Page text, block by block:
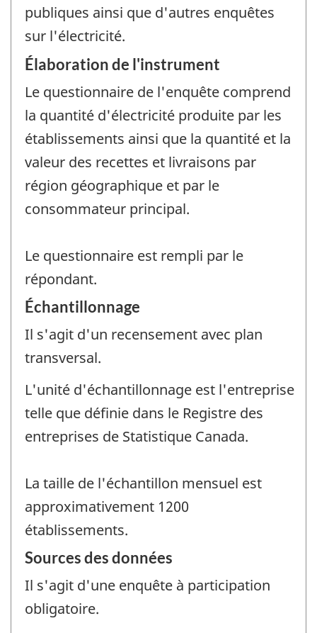
publiques ainsi que d'autres enquêtes
sur l'électricité.
Élaboration de l'instrument
Le questionnaire de l'enquête comprend
la quantité d'électricité produite par les
établissements ainsi que la quantité et la
valeur des recettes et livraisons par
région géographique et par le
consommateur principal.
Le questionnaire est rempli par le
répondant.
Échantillonnage
Il s'agit d'un recensement avec plan
transversal.
L'unité d'échantillonnage est l'entreprise
telle que définie dans le Registre des
entreprises de Statistique Canada.
La taille de l'échantillon mensuel est
approximativement 1200
établissements.
Sources des données
Il s'agit d'une enquête à participation
obligatoire.